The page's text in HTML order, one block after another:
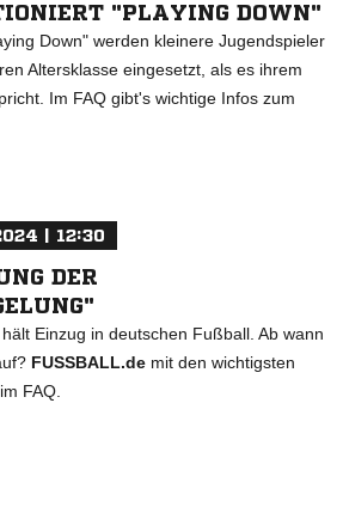
"PLAYING DOWN"
Down" werden kleinere Jugendspieler
Altersklasse eingesetzt, als es ihrem
Im FAQ gibt's wichtige Infos zum
| 12:30
DER
Einzug in deutschen Fußball. Ab wann
FUSSBALL.de mit den wichtigsten
FAQ.